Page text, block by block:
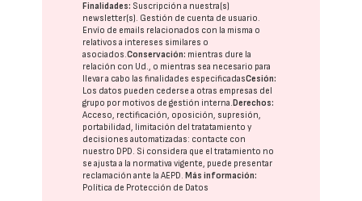
Finalidades: Suscripción a nuestra(s)
newsletter(s). Gestión de cuenta de usuario.
Envío de emails relacionados con la misma o
relativos a intereses similares o
asociados.Conservación: mientras dure la
relación con Ud., o mientras sea necesario para
llevar a cabo las finalidades especificadasCesión:
Los datos pueden cederse a otras empresas del
grupo por motivos de gestión interna. Derechos:
Acceso, rectificación, oposición, supresión,
portabilidad, limitación del tratatamiento y
decisiones automatizadas: contacte con
nuestro DPD. Si considera que el tratamiento no
se ajusta a la normativa vigente, puede presentar
reclamación ante laAEPD. Más información:
Política de Protección de Datos